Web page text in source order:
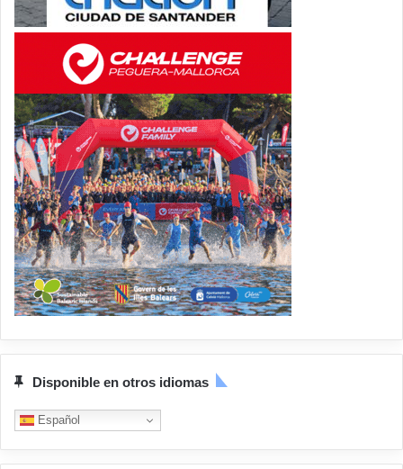
Disponible en otros idiomas
Español